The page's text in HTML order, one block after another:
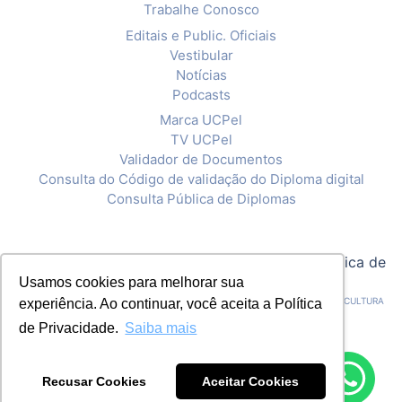
Usamos cookies para melhorar sua
experiência. Ao continuar, você aceita a Política
de Privacidade. Saiba mais
Recusar Cookies Aceitar Cookies
Trabalhe Conosco
Editais e Public. Oficiais
Vestibular
Notícias
Podcasts
Marca UCPel
TV UCPel
Validador de Documentos
Consulta do Código de validação do Diploma digital
Consulta Pública de Diplomas
Política de
Privacidade
CNPJ: 92.238.914/0001-03 - ASSOCIAÇÃO PELOTENSE DE ASSISTÊNCIA E CULTURA